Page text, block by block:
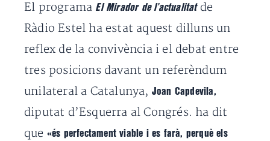
El programa El Mirador de l’actualitatde
Ràdio Estel ha estat aquest dilluns un
reflex de la convivència i el debat entre
tres posicions davant un referèndum
unilateral a Catalunya, Joan Capdevila,
diputat d’Esquerra al Congrés. ha dit
que «és perfectament viable i es farà, perquè els